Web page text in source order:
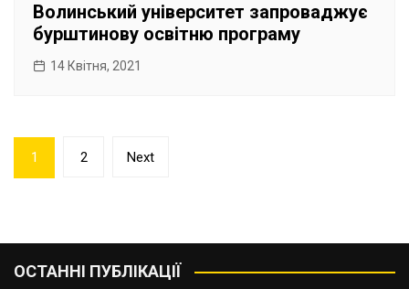
Волинський університет запроваджує
бурштинову освітню програму
14 Квітня, 2021
Пагінація
записів
1 2 Next
ОСТАННІ ПУБЛІКАЦІЇ